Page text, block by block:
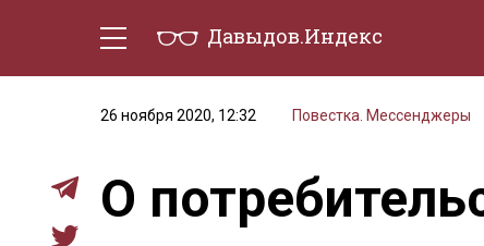
Давыдов.Индекс
26 ноября 2020, 12:32
Повестка. Мессенджеры
О